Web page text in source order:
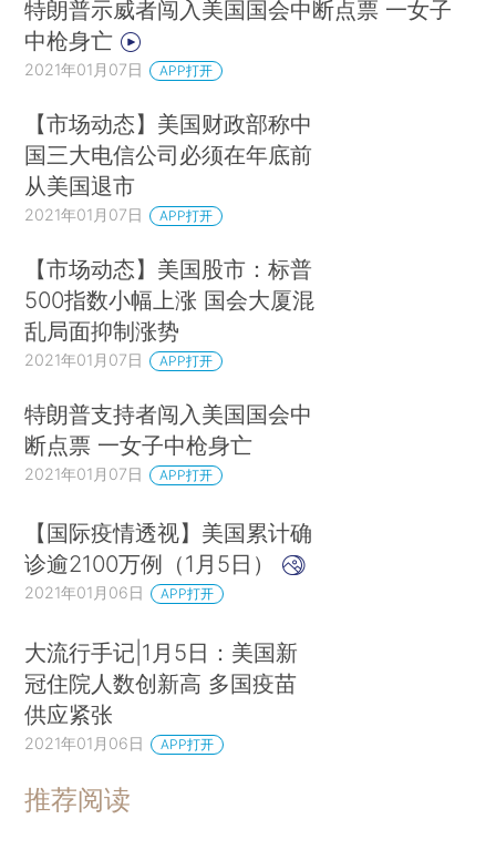
特朗普示威者闯入美国国会中断点票 一女子
中枪身亡
2021年01月07日 APP打开
【市场动态】美国财政部称中
国三大电信公司必须在年底前
从美国退市
2021年01月07日 APP打开
【市场动态】美国股市：标普
500指数小幅上涨 国会大厦混
乱局面抑制涨势
2021年01月07日 APP打开
特朗普支持者闯入美国国会中
断点票 一女子中枪身亡
2021年01月07日 APP打开
【国际疫情透视】美国累计确
诊逾2100万例（1月5日）
2021年01月06日 APP打开
大流行手记|1月5日：美国新
冠住院人数创新高 多国疫苗
供应紧张
2021年01月06日 APP打开
推荐阅读